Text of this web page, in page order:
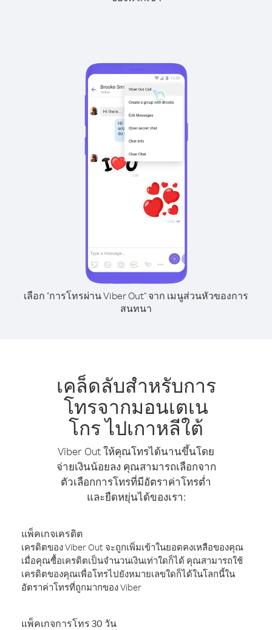
เลือก "การโทรผ่าน Viber Out" จาก เมนูส่วนหัวของการ
สนทนา
เคล็ดลับสำหรับการ
โทรจากมอนเตเน
โกร ไปเกาหลีใต้
Viber Out ให้คุณโทรได้นานขึ้นโดย
จ่ายเงินน้อยลง คุณสามารถเลือกจาก
ตัวเลือกการโทรที่มีอัตราค่าโทรต่ำ
และยืดหยุ่นได้ของเรา:
แพ็คเกจเครดิต
เครดิตของ Viber Out จะถูกเพิ่มเข้าในยอดคงเหลือของคุณ
เมื่อคุณซื้อเครดิตเป็นจำนวนเงินเท่าใดก็ได้ คุณสามารถใช้
เครดิตของคุณเพื่อโทรไปยังหมายเลขใดก็ได้ในโลกนี้ใน
อัตราค่าโทรที่ถูกมากของ Viber
แพ็คเกจการโทร 30 วัน